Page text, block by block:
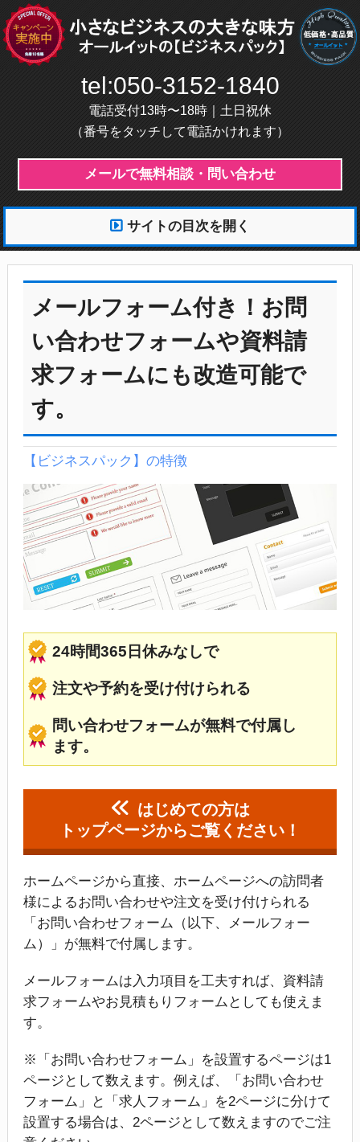
tel:050-3152-1840
電話受付13時〜18時｜土日祝休
（番号をタッチして電話かけれます）
メールで無料相談・問い合わせ
サイトの目次を開く
メールフォーム付き！お問
い合わせフォームや資料請
求フォームにも改造可能で
す。
【ビジネスパック】の特徴
24時間365日休みなしで
注文や予約を受け付けられる
問い合わせフォームが無料で付属し
ます。
はじめての方は
トップページからご覧ください！
ホームページから直接、ホームページへの訪問者
様によるお問い合わせや注文を受け付けられる
「お問い合わせフォーム（以下、メールフォー
ム）」が無料で付属します。
メールフォームは入力項目を工夫すれば、資料請
求フォームやお見積もりフォームとしても使えま
す。
※「お問い合わせフォーム」を設置するページは1
ページとして数えます。例えば、「お問い合わせ
フォーム」と「求人フォーム」を2ページに分けて
設置する場合は、2ページとして数えますのでご注